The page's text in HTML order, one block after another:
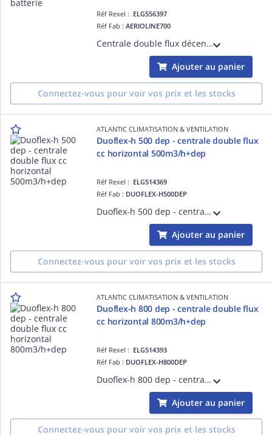
Réf Rexel : ELG556397
Réf Fab :AERIOLINE700
Centrale double flux décentralisée haut rendement AERIO LINE - 700 m3/h - Sans batterie - Échangeur contre-courant - Intégration en sous plafond ou semi-encastrée
Ajouter au panier
Connectez-vous pour voir vos prix et les stocks
ATLANTIC CLIMATISATION & VENTILATION
Duoflex-h 500 dep - centrale double flux
cc horizontal 500m3/h+dep
Réf Rexel : ELG514369
Réf Fab : DUOFLEX-H500DEP
Duoflex-h 500 dep - centrale double flux cc horizontal 500m3/h+dep - double flux haut rendement >80% - version horizontale - moteurs ec - turbine réaction - isol. 25 mm lm - filtration f7/m5 - régul intégrée - hauteur 370mm
Ajouter au panier
Connectez-vous pour voir vos prix et les stocks
ATLANTIC CLIMATISATION & VENTILATION
Duoflex-h 800 dep - centrale double flux
cc horizontal 800m3/h+dep
Réf Rexel : ELG514393
Réf Fab : DUOFLEX-H800DEP
Duoflex-h 800 dep - centrale double flux cc horizontal 800m3/h+dep - double flux haut rendement >80% - version horizontal - moteurs ec - turbine réaction - isol. 25 mm lm - filtration f7/m5 - régul intégrée - hauteur 370mm
Ajouter au panier
Connectez-vous pour voir vos prix et les stocks